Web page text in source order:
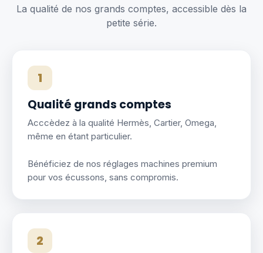
La qualité de nos grands comptes, accessible dès la
petite série.
1
Qualité grands comptes
Acccèdez à la qualité Hermès, Cartier, Omega,
même en étant particulier.
Bénéficiez de nos réglages machines premium
pour vos écussons, sans compromis.
2